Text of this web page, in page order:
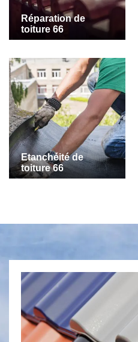
Réparation de
toiture 66
Etanchéité de
toiture 66